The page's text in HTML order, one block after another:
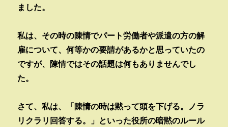
ました。
私は、その時の陳情でパート労働者や派遣の方の解
雇について、何等かの要請があるかと思っていたの
ですが、陳情ではその話題は何もありませんでし
た。
さて、私は、「陳情の時は黙って頭を下げる。ノラ
リクラリ回答する。」といった役所の暗黙のルール